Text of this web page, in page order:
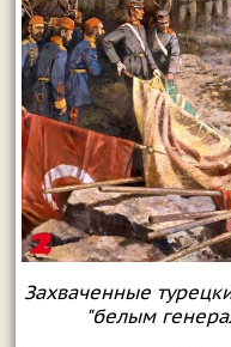
Захваченные
"белым